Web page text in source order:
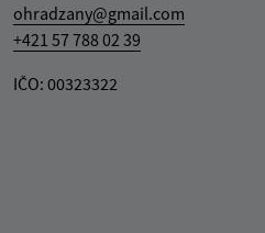
ohradzany@gmail.com
+421 57 788 02 39
IČO: 00323322